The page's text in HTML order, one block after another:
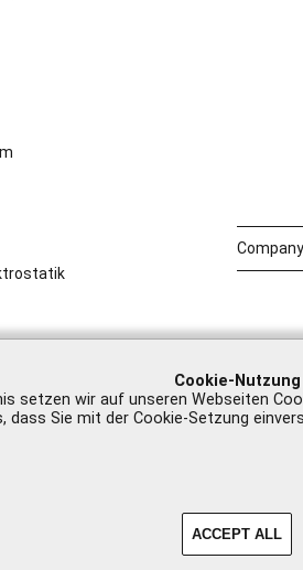
Cookie-Nutzung
setzen wir auf unseren Webseiten
dass Sie mit der Cookie-Setzung
ACCEPT ALL
Company